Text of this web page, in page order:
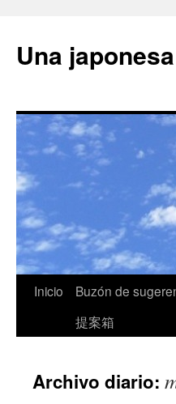
Una
Inicio
Buzón de
提案箱
Archivo diario: